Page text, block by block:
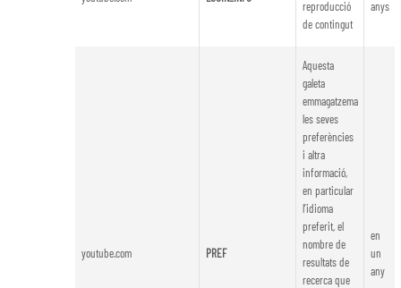
reproducció
de contingut
anys
youtube.com PREF
Aquesta
galeta
emmagatzema
les seves
preferències
i altra
informació,
en particular
l’idioma
preferit, el
nombre de
resultats de
recerca que
en
un
any